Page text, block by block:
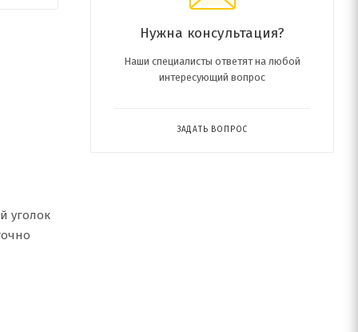
уголок
Нужна консультация?
Наши специалисты ответят на любой
интересующий вопрос
ЗАДАТЬ ВОПРОС